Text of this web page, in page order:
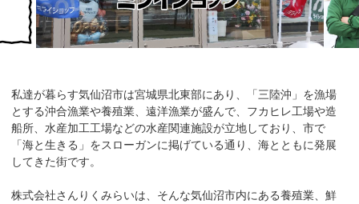
私達が暮らす気仙沼市は宮城県北東部にあり、「三陸沖」を漁場
とする沖合漁業や養殖業、遠洋漁業が盛んで、フカヒレ工場や造
船所、水産加工工場などの水産関連施設が立地しており、市で
「海と生きる」をスローガンに掲げている通り、海とともに発展
してきた街です。
株式会社さんりくみらいは、そんな気仙沼市内にある養殖業、鮮